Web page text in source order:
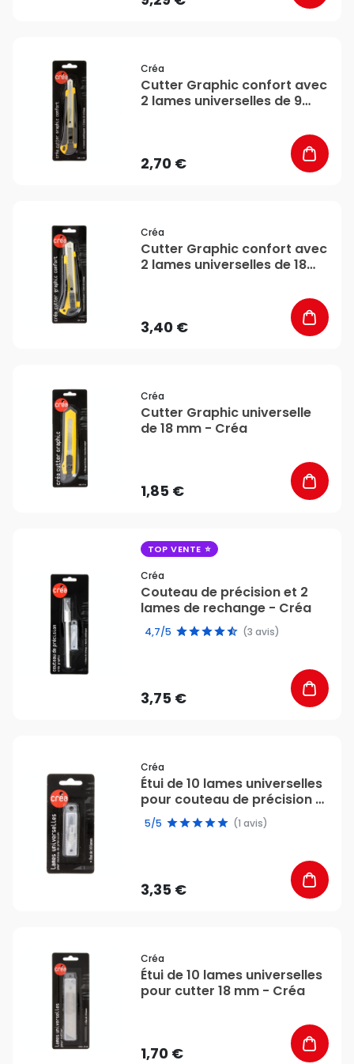
Créa
Cutter Graphic confort avec
2 lames universelles de 9
2,70 €
Créa
Cutter Graphic confort avec
2 lames universelles de 18
3,40 €
Créa
Cutter Graphic universelle
de 18 mm - Créa
1,85 €
TOP VENTE
Créa
Couteau de précision et 2
lames de rechange - Créa
4,7/5 (3 avis)
3,75 €
Créa
Étui de 10 lames universelles
pour couteau de précision -
Créa
5/5 (1 avis)
3,35 €
Créa
Étui de 10 lames universelles
pour cutter 18 mm - Créa
1,70 €